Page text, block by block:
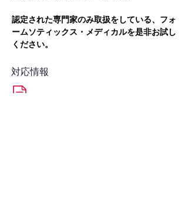
認定された専門家のみ取扱をしている、フォ
ームソティックス・メディカルを是非お試し
ください。
対応情報